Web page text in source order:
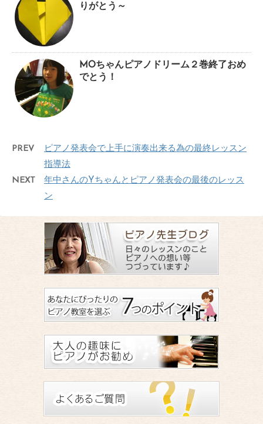
りがとう～
MOちゃんピアノドリーム２巻終了おめ
でとう！
PREV
ピアノ発表会で上手に演奏出来る為の最終レッスン
指導法
NEXT
年中さんのYちゃんとピアノ発表会の最後のレッス
ン